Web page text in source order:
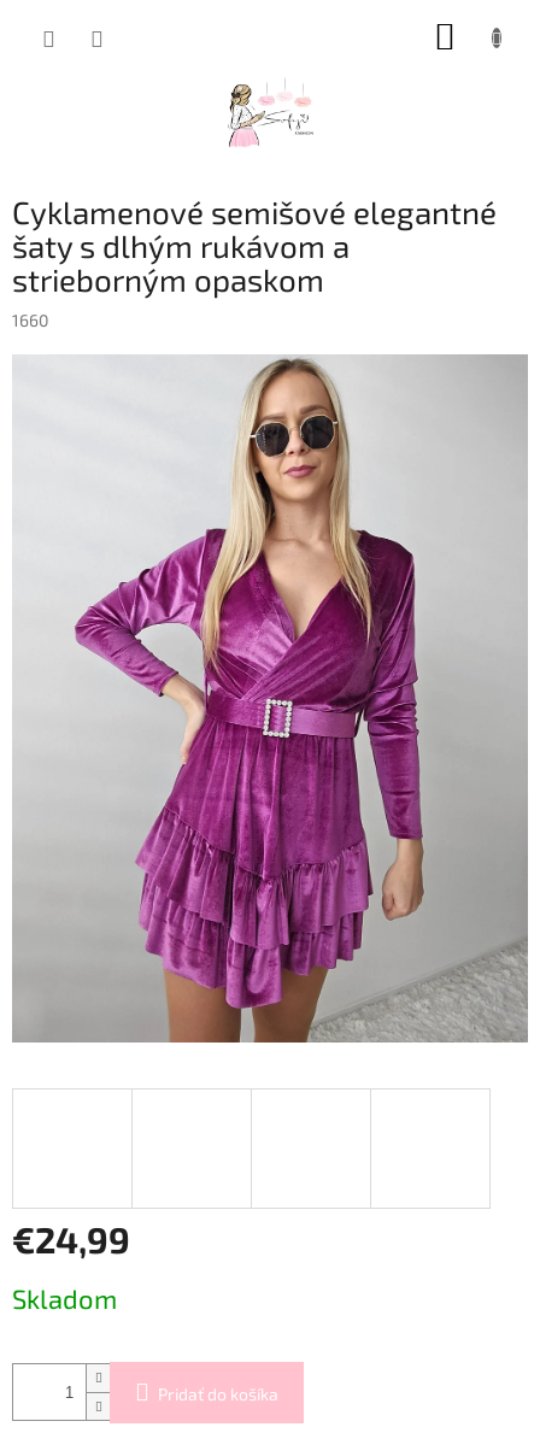
Cyklamenové semišové elegantné
šaty s dlhým rukávom a
strieborným opaskom
1660
€24,99
cena:
Skladom
Pridať do košíka